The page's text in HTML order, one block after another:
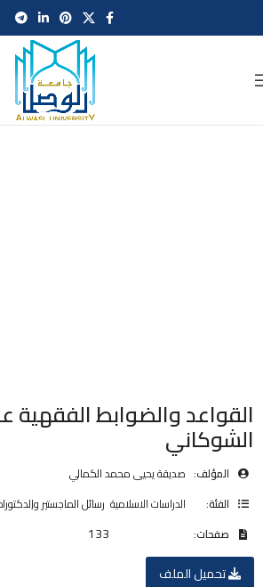
القواعد والضوابط الفقهية
الشوكاني
المؤلف: صديقة يحيى محمد الكمالي
الفئة:
الدراسات الاسلامية , رسائل الماجستير
صفحات:
تحميل الملف